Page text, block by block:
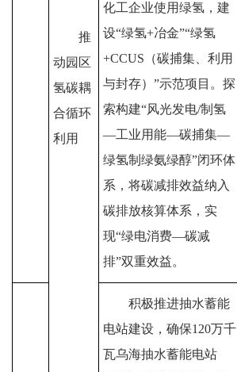
推
动园区
氢碳耦
合循环
利用
化工企业使用绿氢，建
设“绿氢+冶金”“绿氢
+CCUS （碳捕集、利用
与封存） ”示范项目。探
索构建“风光发电/制氢
—工业用能—碳捕集—
绿氢制绿氨绿醇”闭环体
系，将碳减排效益纳入
碳排放核算体系，实
现“绿电消费—碳减
排”双重效益。
积极推进抽水蓄能
电站建设，确保120万千
瓦乌海抽水蓄能电站